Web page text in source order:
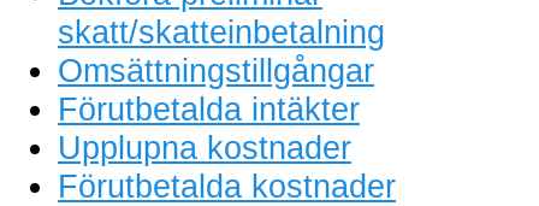
skatt/skatteinbetalning
Omsättningstillgångar
Förutbetalda intäkter
Upplupna kostnader
Förutbetalda kostnader